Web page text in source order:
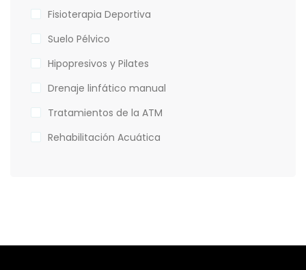
Fisioterapia Deportiva
Suelo Pélvico
Hipopresivos y Pilates
Drenaje linfático manual
Tratamientos de la ATM
Rehabilitación Acuática